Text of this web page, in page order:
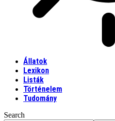
Állatok
Lexikon
Listák
Történelem
Tudomány
Search